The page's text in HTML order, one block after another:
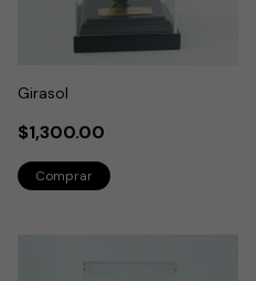
Girasol
$1,300.00